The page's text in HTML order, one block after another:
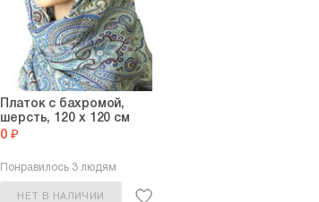
Платок с бахромой,
шерсть, 120 х 120 см
0 ₽
Понравилось 3 людям
НЕТ В НАЛИЧИИ